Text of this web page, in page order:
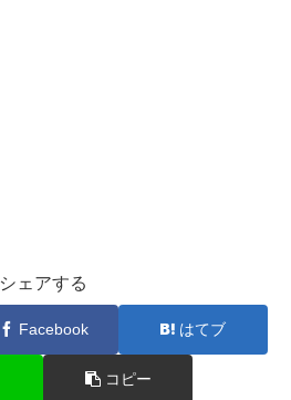
シェアする
Facebook はてブ
コピー